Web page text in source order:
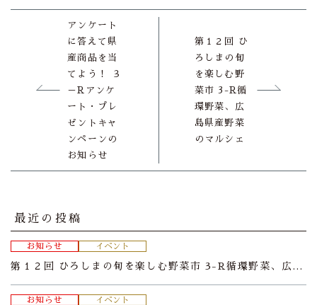
アンケート
に答えて県
産商品を当
てよう！ ３
－Rアンケ
ート・プレ
ゼントキャ
ンペーンの
お知らせ
第１２回 ひ
ろしまの旬
を楽しむ野
菜市 3-R循
環野菜、広
島県産野菜
のマルシェ
最近の投稿
お知らせ イベント
第１２回 ひろしまの旬を楽しむ野菜市 3-R循環野菜、広島県産野菜のマルシェ
お知らせ イベント